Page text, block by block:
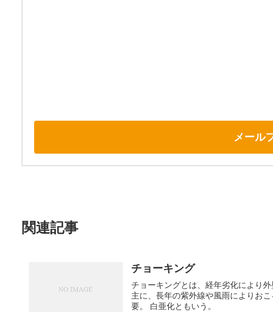
メール
関連記事
チョーキング
チョーキングとは、経年劣化により
主に、長年の紫外線や風雨によりお
要。 白亜化ともいう。